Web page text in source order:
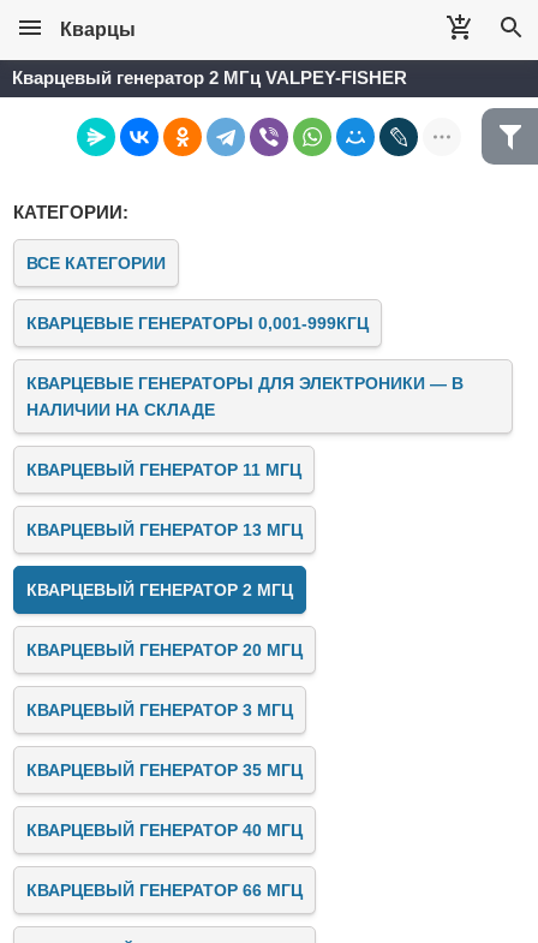
Кварцы
Кварцевый генератор 2 МГц VALPEY-FISHER
КАТЕГОРИИ:
ВСЕ КАТЕГОРИИ
КВАРЦЕВЫЕ ГЕНЕРАТОРЫ 0,001-999КГЦ
КВАРЦЕВЫЕ ГЕНЕРАТОРЫ ДЛЯ ЭЛЕКТРОНИКИ — В
НАЛИЧИИ НА СКЛАДЕ
КВАРЦЕВЫЙ ГЕНЕРАТОР 11 МГЦ
КВАРЦЕВЫЙ ГЕНЕРАТОР 13 МГЦ
КВАРЦЕВЫЙ ГЕНЕРАТОР 2 МГЦ
КВАРЦЕВЫЙ ГЕНЕРАТОР 20 МГЦ
КВАРЦЕВЫЙ ГЕНЕРАТОР 3 МГЦ
КВАРЦЕВЫЙ ГЕНЕРАТОР 35 МГЦ
КВАРЦЕВЫЙ ГЕНЕРАТОР 40 МГЦ
КВАРЦЕВЫЙ ГЕНЕРАТОР 66 МГЦ